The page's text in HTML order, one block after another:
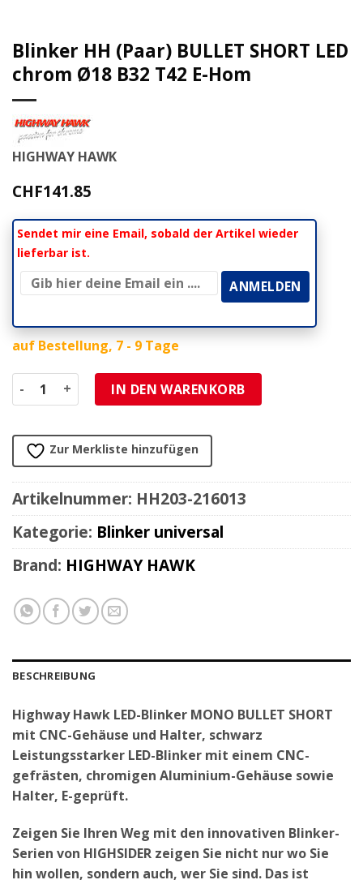
Blinker HH (Paar) BULLET SHORT LED
chrom Ø18 B32 T42 E-Hom
HIGHWAY HAWK
CHF141.85
Sendet mir eine Email, sobald der Artikel wieder
lieferbar ist.
auf Bestellung, 7 - 9 Tage
Blinker HH (Paar) BULLET SHORT LED chrom Ø18 B32 T42
IN DEN WARENKORB
Zur Merkliste hinzufügen
Artikelnummer: HH203-216013
Kategorie: Blinker universal
Brand: HIGHWAY HAWK
BESCHREIBUNG
Highway Hawk LED-Blinker MONO BULLET SHORT
mit CNC-Gehäuse und Halter, schwarz
Leistungsstarker LED-Blinker mit einem CNC-
gefrästen, chromigen Aluminium-Gehäuse sowie
Halter, E-geprüft.
Zeigen Sie Ihren Weg mit den innovativen Blinker-
Serien von HIGHSIDER zeigen Sie nicht nur wo Sie
hin wollen, sondern auch, wer Sie sind. Das ist